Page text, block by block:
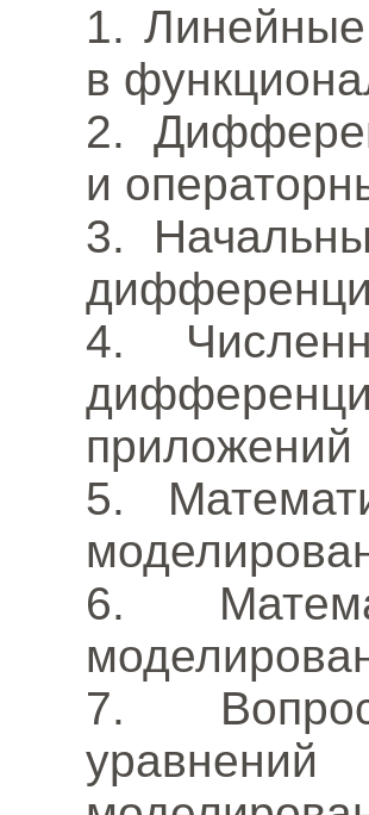
1.
в
2.
и
3.
4.
приложений
5.
6.
7.